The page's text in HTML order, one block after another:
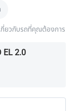
ตรฐานการรับ
เครื่องยนต์
กี่ยวกับรถที่คุณต้องการ
2018 Honda ACCORD EL 2.0